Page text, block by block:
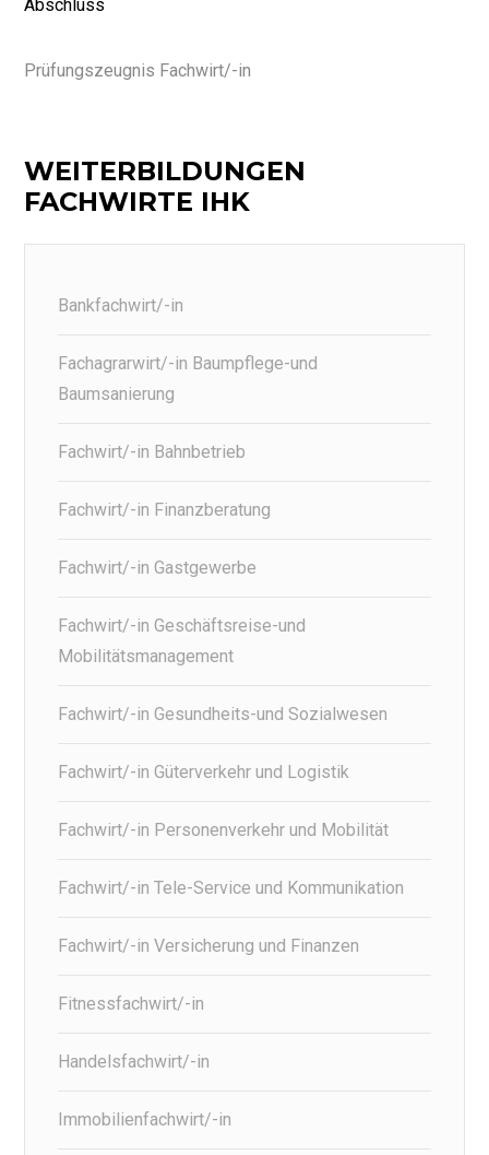
Abschluss
Prüfungszeugnis Fachwirt/-in
WEITERBILDUNGEN
FACHWIRTE IHK
Bankfachwirt/-in
Fachagrarwirt/-in Baumpflege-und
Baumsanierung
Fachwirt/-in Bahnbetrieb
Fachwirt/-in Finanzberatung
Fachwirt/-in Gastgewerbe
Fachwirt/-in Geschäftsreise-und
Mobilitätsmanagement
Fachwirt/-in Gesundheits-und Sozialwesen
Fachwirt/-in Güterverkehr und Logistik
Fachwirt/-in Personenverkehr und Mobilität
Fachwirt/-in Tele-Service und Kommunikation
Fachwirt/-in Versicherung und Finanzen
Fitnessfachwirt/-in
Handelsfachwirt/-in
Immobilienfachwirt/-in